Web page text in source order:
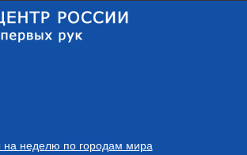
на неделю по городам мира